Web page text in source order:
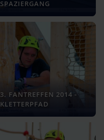
SPAZIERGANG
3. FANTREFFEN 2014 -
KLETTERPFAD